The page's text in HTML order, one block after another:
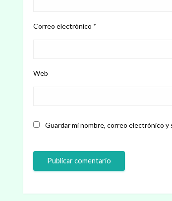
Correo electrónico *
Web
Guardar mi nombre, correo electrónico